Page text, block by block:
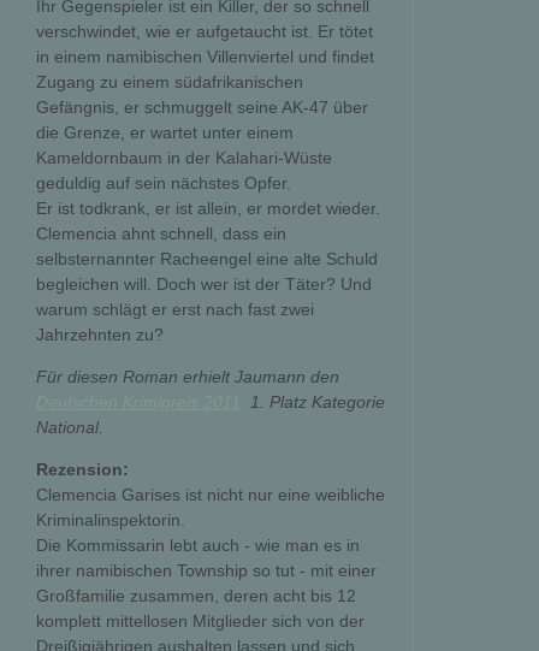
Ihr Gegenspieler ist ein Killer, der so schnell
verschwindet, wie er aufgetaucht ist. Er tötet
in einem namibischen Villenviertel und findet
Zugang zu einem südafrikanischen
Gefängnis, er schmuggelt seine AK-47 über
die Grenze, er wartet unter einem
Kameldornbaum in der Kalahari-Wüste
geduldig auf sein nächstes Opfer.
Er ist todkrank, er ist allein, er mordet wieder.
Clemencia ahnt schnell, dass ein
selbsternannter Racheengel eine alte Schuld
begleichen will. Doch wer ist der Täter? Und
warum schlägt er erst nach fast zwei
Jahrzehnten zu?
Für diesen Roman erhielt Jaumann den
 1. Platz Kategorie
National.
Rezension:
Clemencia Garises ist nicht nur eine weibliche
Kriminalinspektorin.
Die Kommissarin lebt auch - wie man es in
ihrer namibischen Township so tut - mit einer
Großfamilie zusammen, deren acht bis 12
komplett mittellosen Mitglieder sich von der
Dreißigjährigen aushalten lassen und sich